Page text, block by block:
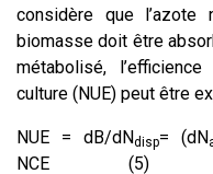
considère que l’azote
biomasse doit être
métabolisé,
culture (NUE) peut être
NUE = dB/dNdisp= (dN
NCE (5)